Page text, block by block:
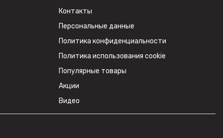
Контакты
Персональные данные
Политика конфиденциальности
Политика использования cookie
Популярные товары
Акции
Видео